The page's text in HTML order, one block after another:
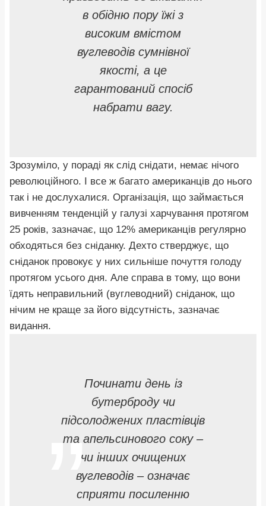
в обідню пору їжі з
високим вмістом
вуглеводів сумнівної
якості, а це
гарантований спосіб
набрати вагу.
Зрозуміло, у пораді як слід снідати, немає нічого
революційного. І все ж багато американців до нього
так і не дослухалися. Організація, що займається
вивченням тенденцій у галузі харчування протягом
25 років, зазначає, що 12% американців регулярно
обходяться без сніданку. Дехто стверджує, що
сніданок провокує у них сильніше почуття голоду
протягом усього дня. Але справа в тому, що вони
їдять неправильний (вуглеводний) сніданок, що
нічим не краще за його відсутність, зазначає
видання.
Починати день із
бутерброду чи
підсолоджених пластівців
та апельсинового соку –
чи інших очищених
вуглеводів – означає
сприяти посиленню